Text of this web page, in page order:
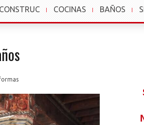
COCINAS BAÑOS